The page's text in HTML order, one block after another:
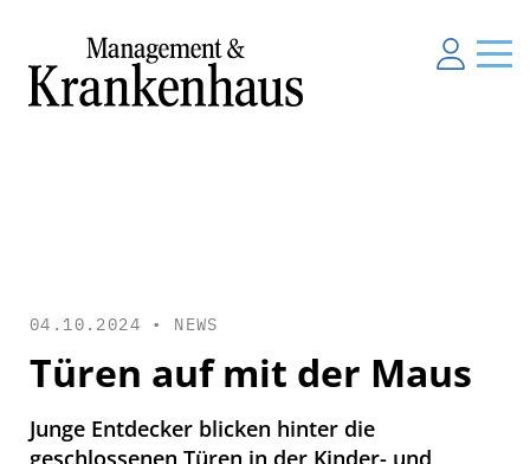
04.10.2024 • NEWS
Türen auf mit der Maus
Junge Entdecker blicken hinter die
geschlossenen Türen in der Kinder- und